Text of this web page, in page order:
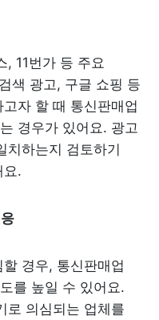
, 11번가 등 주요
색 광고, 구글 쇼핑 등
자 할 때 통신판매업
경우가 있어요. 광고
치하는지 검토하기
요.
경우, 통신판매업
를 높일 수 있어요.
로 의심되는 업체를